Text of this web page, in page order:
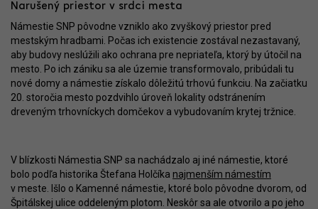
Narušený priestor v srdci mesta
Námestie SNP pôvodne vzniklo ako zvyškový priestor pred
mestským hradbami. Počas ich existencie zostával nezastavaný,
aby budovy neslúžili ako ochrana pre nepriateľa, ktorý by útočil na
mesto. Po ich zániku sa ale územie transformovalo, pribúdali tu
nové domy a námestie získalo dôležitú trhovú funkciu. Na začiatku
20. storočia mesto pozdvihlo úroveň lokality odstránením
dreveným trhovníckych domčekov a vybudovaním krytej tržnice.
V blízkosti Námestia SNP sa nachádzalo aj iné námestie, ktoré
bolo podľa historika Štefana Holčíka najmenším námestím
v meste. Išlo o Kamenné námestie, ktoré bolo pôvodne dvorom, od
Špitálskej ulice oddeleným plotom. Neskôr sa ale otvorilo a po jeho